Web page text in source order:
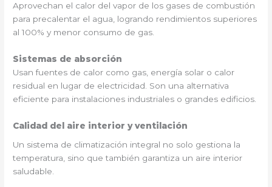
Aprovechan el calor del vapor de los gases de combustión
para precalentar el agua, logrando rendimientos superiores
al 100% y menor consumo de gas.
Sistemas de absorción
Usan fuentes de calor como gas, energía solar o calor
residual en lugar de electricidad. Son una alternativa
eficiente para instalaciones industriales o grandes edificios.
Calidad del aire interior y ventilación
Un sistema de climatización integral no solo gestiona la
temperatura, sino que también garantiza un aire interior
saludable.